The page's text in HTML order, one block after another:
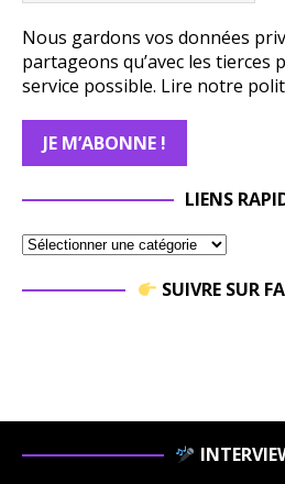
Nous gardons vos données
partageons qu’avec les tierces
service possible. Lire notre
LIENS
SUIVRE SUR